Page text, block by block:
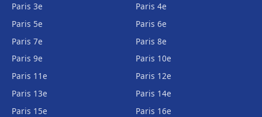
Paris 3e
Paris 4e
Paris 5e
Paris 6e
Paris 7e
Paris 8e
Paris 9e
Paris 10e
Paris 11e
Paris 12e
Paris 13e
Paris 14e
Paris 15e
Paris 16e